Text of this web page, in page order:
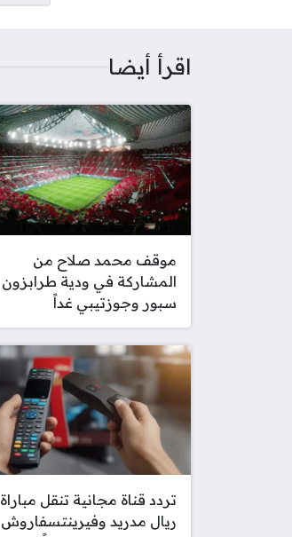
اقرأ أيضا
موقف محمد صلاح من
المشاركة في ودية طرابزون
سبور وجوزتيبي غداً
تردد قناة مجانية تنقل مباراة
ريال مدريد وفيرينتسفاروش